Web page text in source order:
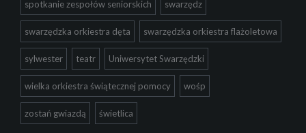
spotkanie zespołów seniorskich swarzędz
swarzędzka orkiestra dęta swarzędzka orkiestra flażoletowa
sylwester teatr Uniwersytet Swarzędzki
wielka orkiestra świątecznej pomocy wośp
zostań gwiazdą świetlica